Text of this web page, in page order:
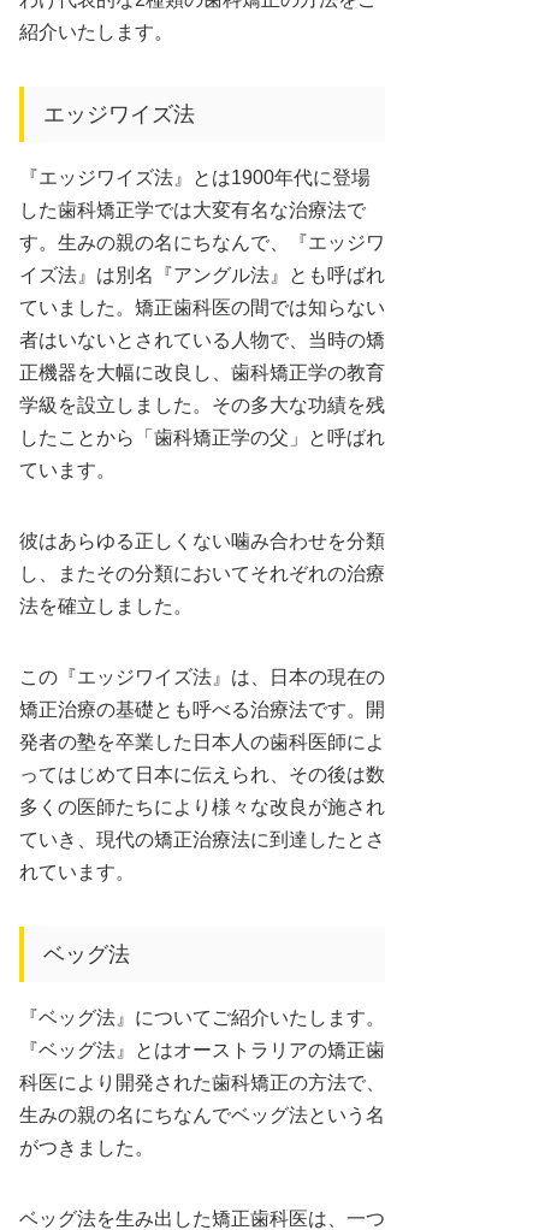
紹介いたします。
エッジワイズ法
『エッジワイズ法』とは1900年代に登場
した歯科矯正学では大変有名な治療法で
す。生みの親の名にちなんで、『エッジワ
イズ法』は別名『アングル法』とも呼ばれ
ていました。矯正歯科医の間では知らない
者はいないとされている人物で、当時の矯
正機器を大幅に改良し、歯科矯正学の教育
学級を設立しました。その多大な功績を残
したことから「歯科矯正学の父」と呼ばれ
ています。
彼はあらゆる正しくない噛み合わせを分類
し、またその分類においてそれぞれの治療
法を確立しました。
この『エッジワイズ法』は、日本の現在の
矯正治療の基礎とも呼べる治療法です。開
発者の塾を卒業した日本人の歯科医師によ
ってはじめて日本に伝えられ、その後は数
多くの医師たちにより様々な改良が施され
ていき、現代の矯正治療法に到達したとさ
れています。
ベッグ法
『ベッグ法』についてご紹介いたします。
『ベッグ法』とはオーストラリアの矯正歯
科医により開発された歯科矯正の方法で、
生みの親の名にちなんでベッグ法という名
がつきました。
ベッグ法を生み出した矯正歯科医は、一つ